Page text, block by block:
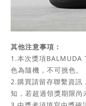
其他注意事項：
1.本次獎項BALMUDA
色為隨機，不可挑色。
2.購買請留存聯繫資訊
知，若超過領獎期限尚